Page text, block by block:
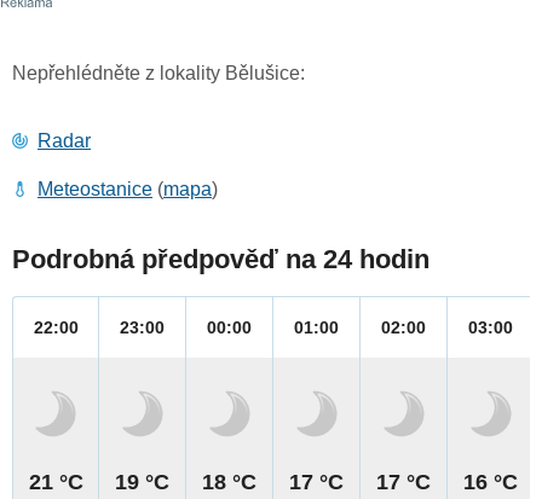
Nepřehlédněte z lokality Bělušice:
Radar
Meteostanice (mapa)
Podrobná předpověď na 24 hodin
22:00
21 °C
23:00
19 °C
00:00
18 °C
01:00
17 °C
02:00
17 °C
03:00
16 °C